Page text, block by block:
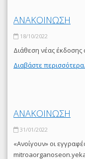
ΑΝΑΚΟΙΝΩΣΗ
18/10/2022
Διάθεση νέας
Διαβάστε
ΑΝΑΚΟΙΝΩΣΗ
31/01/2022
«Ανοίγουν» οι